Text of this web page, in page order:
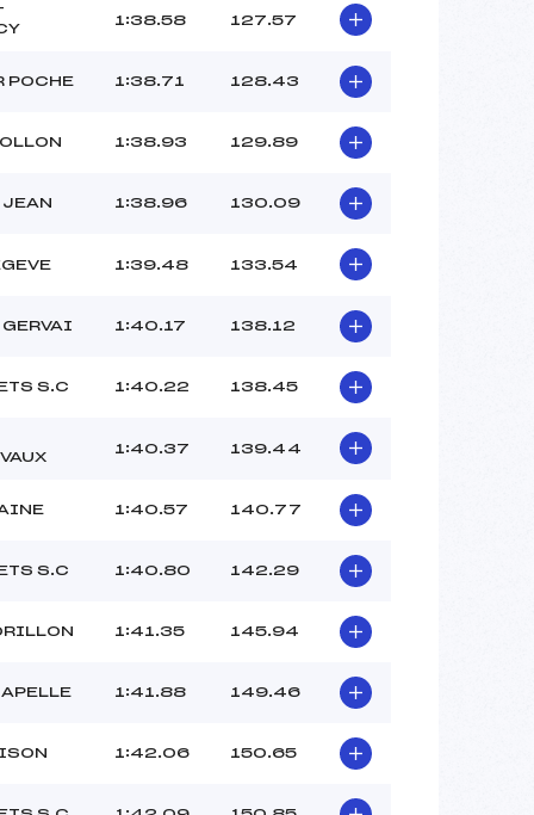
1:38.58 127.57
POCHE 1:38.71 128.43
1:38.93 129.89
JEAN 1:38.96 130.09
1:39.48 133.54
1:40.17 138.12
S.C 1:40.22 138.45
1:40.37 139.44
1:40.57 140.77
S.C 1:40.80 142.29
1:41.35 145.94
1:41.88 149.46
1:42.06 150.65